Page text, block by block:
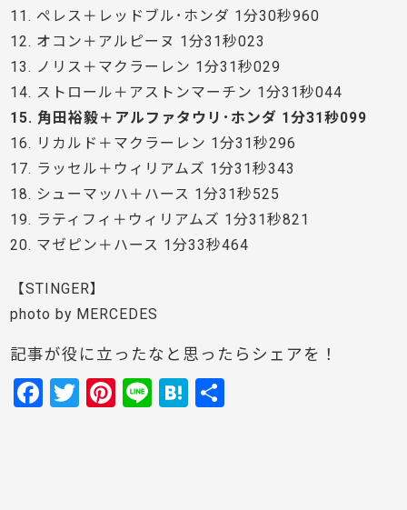
11. ペレス＋レッドブル･ホンダ 1分30秒960
12. オコン＋アルピーヌ 1分31秒023
13. ノリス＋マクラーレン 1分31秒029
14. ストロール＋アストンマーチン 1分31秒044
15. 角田裕毅＋アルファタウリ･ホンダ 1分31秒099
16. リカルド＋マクラーレン 1分31秒296
17. ラッセル＋ウィリアムズ 1分31秒343
18. シューマッハ＋ハース 1分31秒525
19. ラティフィ＋ウィリアムズ 1分31秒821
20. マゼピン＋ハース 1分33秒464
【STINGER】
photo by MERCEDES
記事が役に立ったなと思ったらシェアを！
F
T
Pi Li H